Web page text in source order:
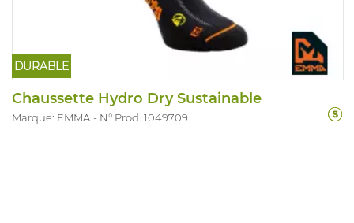
DURABLE
Chaussette Hydro Dry Sustainable
Marque: EMMA N° Prod. 1049709